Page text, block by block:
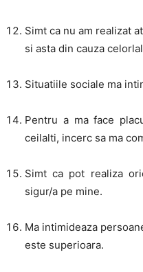
Simt ca nu am realizat
si asta din cauza
Situatiile sociale ma
Pentru a ma face
ceilalti, incerc sa ma
Simt ca pot realiza
sigur/a pe mine.
Ma intimideaza
este superioara.